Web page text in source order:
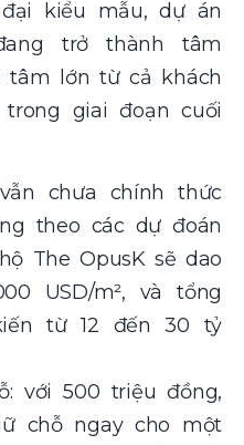
kiểu mẫu, dự án
trở thành tâm
lớn từ cả khách
giai đoạn cuối
chưa chính thức
theo các dự đoán
The OpusK sẽ dao
USD/m², và tổng
từ 12 đến 30 tỷ
với 500 triệu đồng,
chỗ ngay cho một